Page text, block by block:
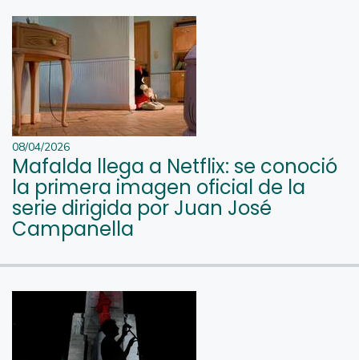
08/04/2026
Mafalda llega a Netflix: se conoció
la primera imagen oficial de la
serie dirigida por Juan José
Campanella